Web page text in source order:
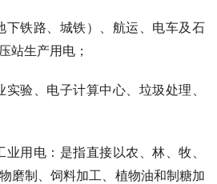
下铁路、城铁）、航运、电车及石
站生产用电；
实验、电子计算中心、垃圾处理、
业用电：是指直接以农、林、牧、
磨制、饲料加工、植物油和制糖加